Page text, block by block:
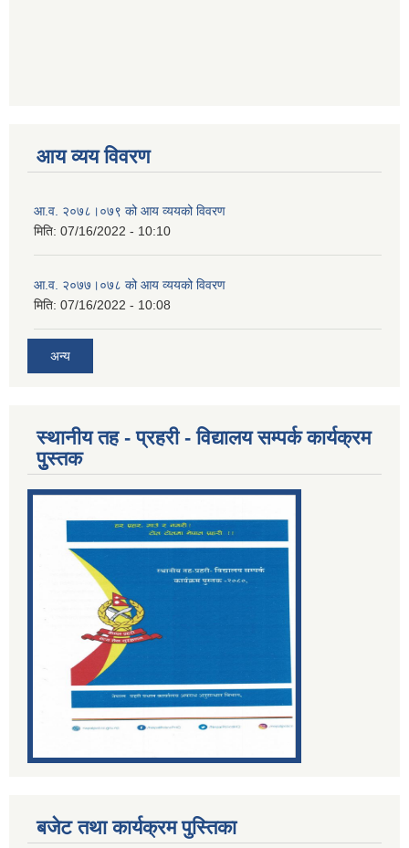
आय व्यय विवरण
आ.व. २०७८।०७९ को आय व्ययको विवरण
मिति: 07/16/2022 - 10:10
आ.व. २०७७।०७८ को आय व्ययको विवरण
मिति: 07/16/2022 - 10:08
अन्य
स्थानीय तह - प्रहरी - विद्यालय सम्पर्क कार्यक्रम
पुुस्तक
बजेट तथा कार्यक्रम पुस्तिका